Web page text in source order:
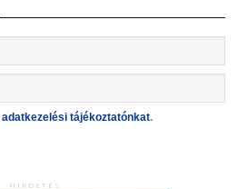
adatkezelési tájékoztatónkat.
HIRDETÉS